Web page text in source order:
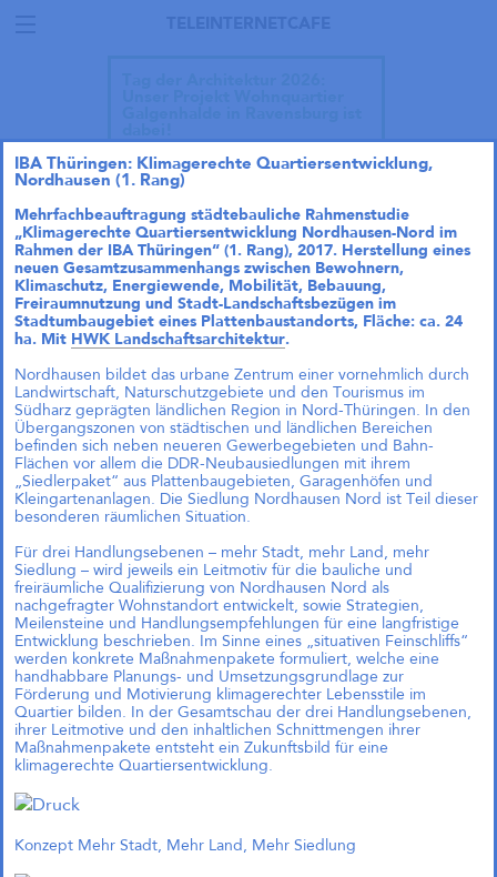
Talk im DAZ: „Wie geht
Wohnraumproduktion
einfach?“
Andreas Krauth diskutiert im Talk
„Wie geht Wohnraumproduktion
einfach?“ im Deutschen
Architekturzentrum (DAZ) am
28.05.2026 um 19 Uhr und stellt
als Input das
Genossenschaftsprojekt Das große
kleine Haus vor.
Richtfest für Das große kleine
Haus im Kreativquartier
München
Das große kleine Haus,
München (Objektplanung)
IBA Thüringen: Klimagerechte Quartiersentwicklung,
Nordhausen (1. Rang)
Mehrfachbeauftragung städtebauliche Rahmenstudie
„Klimagerechte Quartiersentwicklung Nordhausen-Nord im
Rahmen der IBA Thüringen“ (1. Rang), 2017. Herstellung eines
neuen Gesamtzusammenhangs zwischen Bewohnern,
Klimaschutz, Energiewende, Mobilität, Bebauung,
Freiraumnutzung und Stadt-Landschaftsbezügen im
Stadtumbaugebiet eines Plattenbaustandorts, Fläche: ca. 24
ha. Mit HWK Landschaftsarchitektur.
Nordhausen bildet das urbane Zentrum einer vornehmlich durch
Landwirtschaft, Naturschutzgebiete und den Tourismus im
Südharz geprägten ländlichen Region in Nord-Thüringen. In den
Übergangszonen von städtischen und ländlichen Bereichen
befinden sich neben neueren Gewerbegebieten und Bahn-
Flächen vor allem die DDR-Neubausiedlungen mit ihrem
„Siedlerpaket“ aus Plattenbaugebieten, Garagenhöfen und
Kleingartenanlagen. Die Siedlung Nordhausen Nord ist Teil dieser
besonderen räumlichen Situation.
Für drei Handlungsebenen – mehr Stadt, mehr Land, mehr
Siedlung – wird jeweils ein Leitmotiv für die bauliche und
freiräumliche Qualifizierung von Nordhausen Nord als
nachgefragter Wohnstandort entwickelt, sowie Strategien,
Meilensteine und Handlungsempfehlungen für eine langfristige
Entwicklung beschrieben. Im Sinne eines „situativen Feinschliffs“
werden konkrete Maßnahmenpakete formuliert, welche eine
handhabbare Planungs- und Umsetzungsgrundlage zur
Förderung und Motivierung klimagerechter Lebensstile im
Quartier bilden. In der Gesamtschau der drei Handlungsebenen,
ihrer Leitmotive und den inhaltlichen Schnittmengen ihrer
Maßnahmenpakete entsteht ein Zukunftsbild für eine
klimagerechte Quartiersentwicklung.
Konzept Mehr Stadt, Mehr Land, Mehr Siedlung